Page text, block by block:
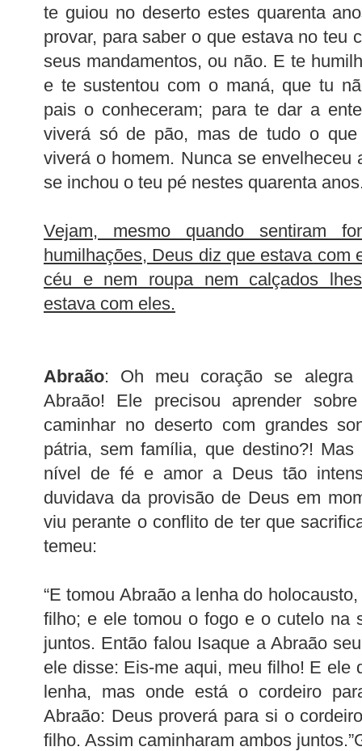
te guiou no deserto estes quarenta
provar, para saber o que estava no teu
seus mandamentos, ou não. E te
e te sustentou com o maná, que tu
pais o conheceram; para te dar a
viverá só de pão, mas de tudo o
viverá o homem. Nunca se envelheceu
se inchou o teu pé nestes quarenta
Vejam, mesmo quando sentiram
humilhações, Deus diz que estava com
céu e nem roupa nem calçados
estava com eles.
Abraão: Oh meu coração se alegra
Abraão! Ele precisou aprender
caminhar no deserto com grandes
pátria, sem família, que destino?!
nível de fé e amor a Deus tão
duvidava da provisão de Deus em
viu perante o conflito de ter que
temeu:
“E tomou Abraão a lenha do
filho; e ele tomou o fogo e o cutelo na
juntos. Então falou Isaque a Abraão
ele disse: Eis-me aqui, meu filho! E ele
lenha, mas onde está o cordeiro
Abraão: Deus proverá para si o
filho. Assim caminharam ambos